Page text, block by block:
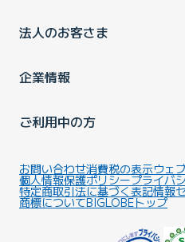
法人のお客さま
企業情報
ご利用中の方
お問い合わせ消費税の表示ウェ
個人情報保護ポリシープライバ
特定商取引法に基づく表記情報
商標についてBIGLOBEトップ